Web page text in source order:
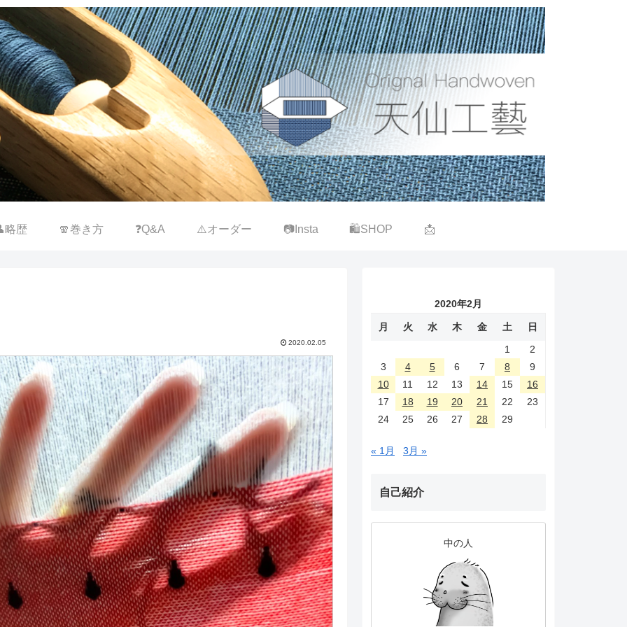
略歴 🧣巻き方 ❓Q&A ⚠️オーダー 📷Insta 🛍SHOP 📩
2020.02.05
2020年2月
月 火 水 木 金 土
日
1
2
3
4 5 6 7 8
9
10
11 12 13 14 15
16
17
18 19 20 21 22
23
24
25 26 27 28 29
« 1月 3月 »
自己紹介
中の人